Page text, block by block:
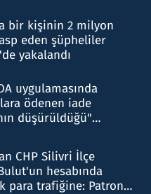
bir kişinin 2 milyon
eden şüpheliler
yakalandı
uygulamasında
ödenen iade
düşürüldüğü"
CHP Silivri İlçe
hesabında
para trafiğine: Patron